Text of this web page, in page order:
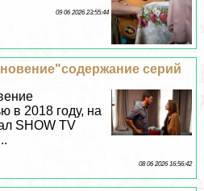
09 06 2026 23:55:44
серий
в 2018 году, на
SHOW TV
08 06 2026 16:56:42